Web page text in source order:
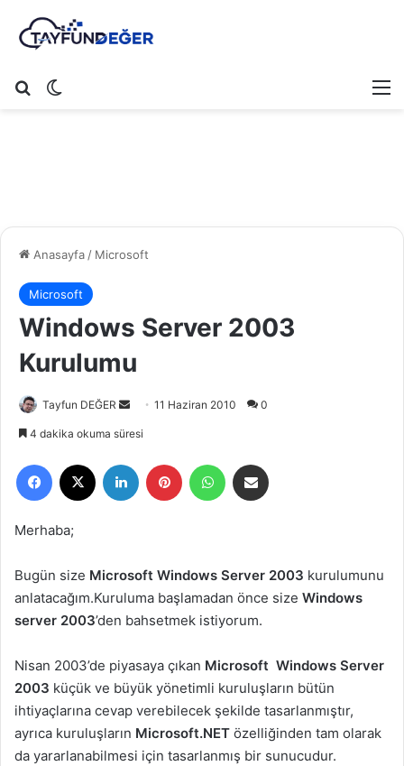
Arama yap ...
Anasayfa/ Microsoft
Microsoft
Windows Server 2003
Kurulumu
Tayfun DEĞER
e
-
t
a
g
n
d
e
r
m
11 Haziran 2010 0
4 dakika okuma süresi
Merhaba;
Bugün size Microsoft Windows Server 2003 kurulumunu
anlatacağım.Kuruluma başlamadan önce size Windows
server 2003’den bahsetmek istiyorum.
Nisan 2003’de piyasaya çıkan Microsoft Windows Server
2003 küçük ve büyük yönetimli kuruluşların bütün
ihtiyaçlarına cevap verebilecek şekilde tasarlanmıştır,
ayrıca kuruluşların Microsoft.NET özelliğinden tam olarak
da yararlanabilmesi için tasarlanmış bir sunucudur.